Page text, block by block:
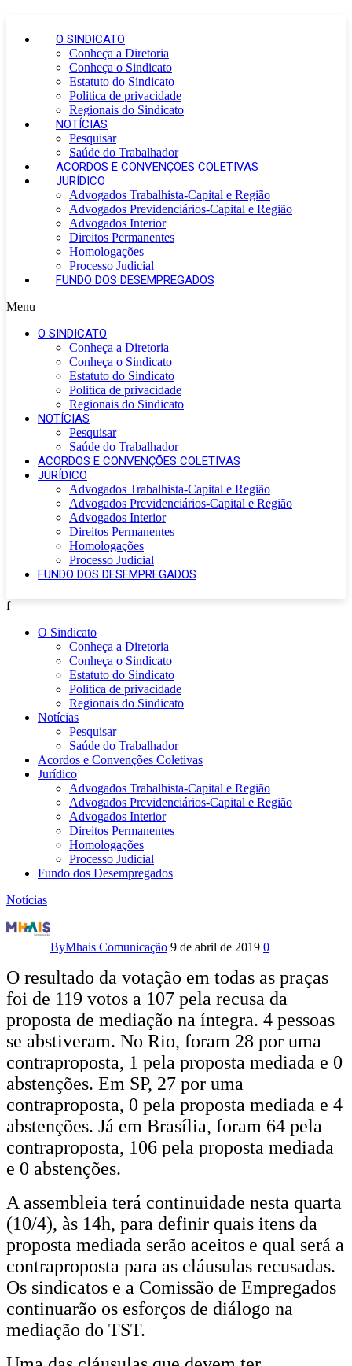
O SINDICATO
Conheça a Diretoria
Conheça o Sindicato
Estatuto do Sindicato
Politica de privacidade
Regionais do Sindicato
NOTÍCIAS
Pesquisar
Saúde do Trabalhador
ACORDOS E CONVENÇÕES COLETIVAS
JURÍDICO
Advogados Trabalhista-Capital e Região
Advogados Previdenciários-Capital e Região
Advogados Interior
Direitos Permanentes
Homologações
Processo Judicial
FUNDO DOS DESEMPREGADOS
Menu
O SINDICATO
Conheça a Diretoria
Conheça o Sindicato
Estatuto do Sindicato
Politica de privacidade
Regionais do Sindicato
NOTÍCIAS
Pesquisar
Saúde do Trabalhador
ACORDOS E CONVENÇÕES COLETIVAS
JURÍDICO
Advogados Trabalhista-Capital e Região
Advogados Previdenciários-Capital e Região
Advogados Interior
Direitos Permanentes
Homologações
Processo Judicial
FUNDO DOS DESEMPREGADOS
f
O Sindicato
Conheça a Diretoria
Conheça o Sindicato
Estatuto do Sindicato
Politica de privacidade
Regionais do Sindicato
Notícias
Pesquisar
Saúde do Trabalhador
Acordos e Convenções Coletivas
Jurídico
Advogados Trabalhista-Capital e Região
Advogados Previdenciários-Capital e Região
Advogados Interior
Direitos Permanentes
Homologações
Processo Judicial
Fundo dos Desempregados
Notícias
Trabalhadores
decidem
apresentar
nova
contraproposta
para
mediação;
assembleia
continua
nesta
quarta
para
definir
teor
das
propostas
ByMhais Comunicação 9 de abril de 2019 0
O resultado da votação em todas as praças
foi de 119 votos a 107 pela recusa da
proposta de mediação na íntegra. 4 pessoas
se abstiveram. No Rio, foram 28 por uma
contraproposta, 1 pela proposta mediada e 0
abstenções. Em SP, 27 por uma
contraproposta, 0 pela proposta mediada e 4
abstenções. Já em Brasília, foram 64 pela
contraproposta, 106 pela proposta mediada
e 0 abstenções.
A assembleia terá continuidade nesta quarta
(10/4), às 14h, para definir quais itens da
proposta mediada serão aceitos e qual será a
contraproposta para as cláusulas recusadas.
Os sindicatos e a Comissão de Empregados
continuarão os esforços de diálogo na
mediação do TST.